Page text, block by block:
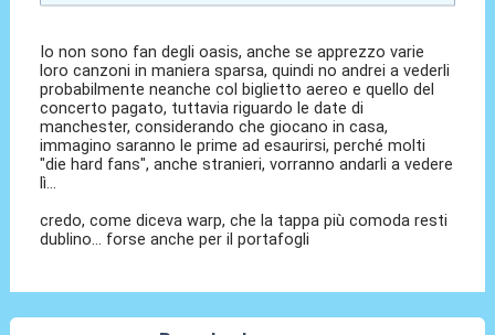
Io non sono fan degli oasis, anche se apprezzo varie
loro canzoni in maniera sparsa, quindi no andrei a vederli
probabilmente neanche col biglietto aereo e quello del
concerto pagato, tuttavia riguardo le date di
manchester, considerando che giocano in casa,
immagino saranno le prime ad esaurirsi, perché molti
"die hard fans", anche stranieri, vorranno andarli a vedere
lì...
credo, come diceva warp, che la tappa più comoda resti
dublino... forse anche per il portafogli